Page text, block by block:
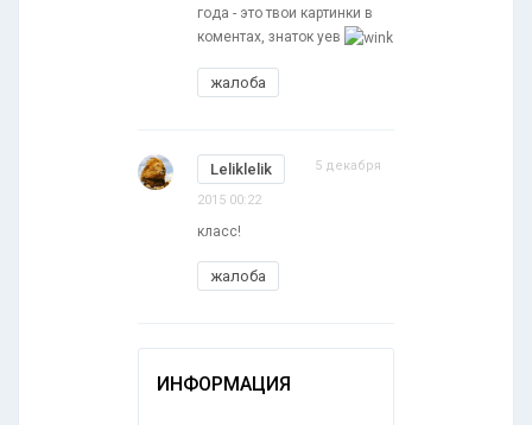
года - это твои картинки в
коментах, знаток уев
жалоба
Leliklelik 5 декабря
2015 00:22
класс!
жалоба
ИНФОРМАЦИЯ